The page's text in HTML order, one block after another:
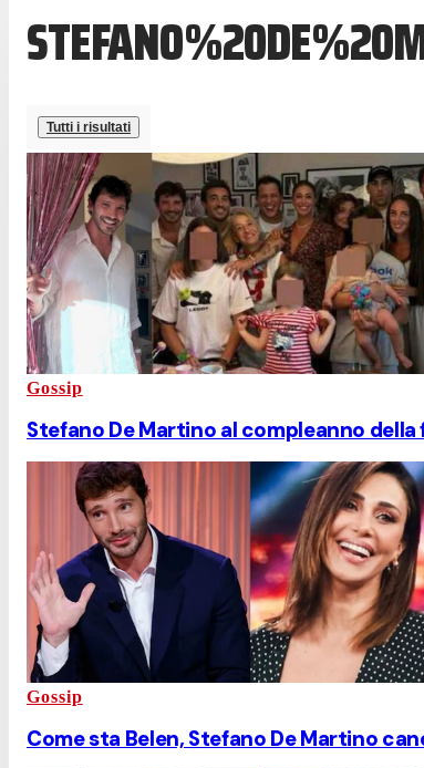
Tutti i risultati
Gossip
Stefano De Martino al compleanno
Gossip
Come sta Belen, Stefano De Martino